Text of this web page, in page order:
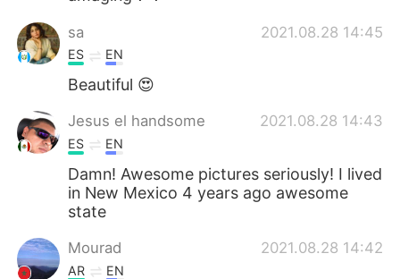
sa 2021.08.28 14:45
ES EN
Beautiful 😍
Jesus el handsome 2021.08.28 14:43
ES EN
Damn! Awesome pictures seriously! I lived
in New Mexico 4 years ago awesome
state
Mourad 2021.08.28 14:42
AR EN